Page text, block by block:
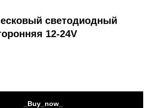
светодиодный
12-24V
_Buy_now_